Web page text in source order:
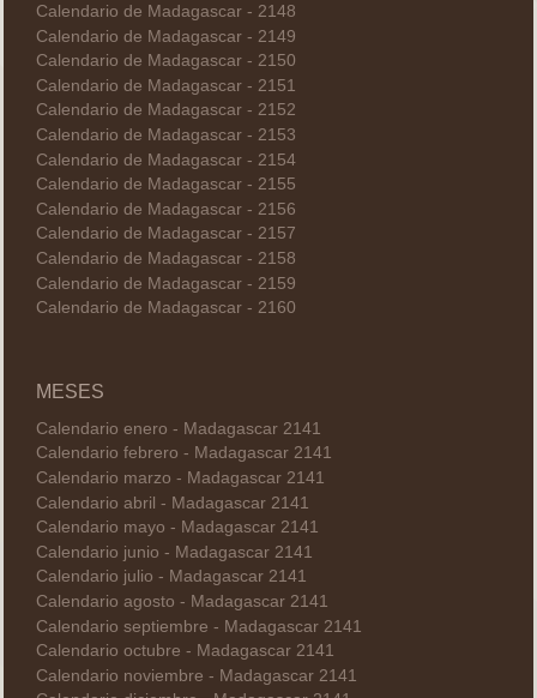
Calendario de Madagascar - 2148
Calendario de Madagascar - 2149
Calendario de Madagascar - 2150
Calendario de Madagascar - 2151
Calendario de Madagascar - 2152
Calendario de Madagascar - 2153
Calendario de Madagascar - 2154
Calendario de Madagascar - 2155
Calendario de Madagascar - 2156
Calendario de Madagascar - 2157
Calendario de Madagascar - 2158
Calendario de Madagascar - 2159
Calendario de Madagascar - 2160
MESES
Calendario enero - Madagascar 2141
Calendario febrero - Madagascar 2141
Calendario marzo - Madagascar 2141
Calendario abril - Madagascar 2141
Calendario mayo - Madagascar 2141
Calendario junio - Madagascar 2141
Calendario julio - Madagascar 2141
Calendario agosto - Madagascar 2141
Calendario septiembre - Madagascar 2141
Calendario octubre - Madagascar 2141
Calendario noviembre - Madagascar 2141